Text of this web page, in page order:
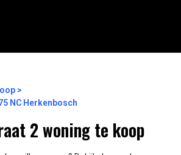
NC Herkenbosch
2 woning te koop